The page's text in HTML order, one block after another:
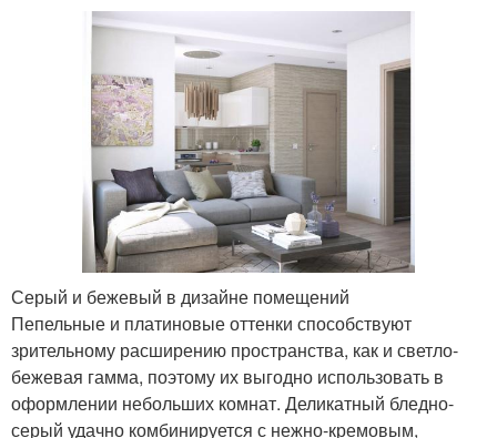
Серый и бежевый в дизайне помещений
Пепельные и платиновые оттенки способствуют
зрительному расширению пространства, как и светло-
бежевая гамма, поэтому их выгодно использовать в
оформлении небольших комнат. Деликатный бледно-
серый удачно комбинируется с нежно-кремовым,